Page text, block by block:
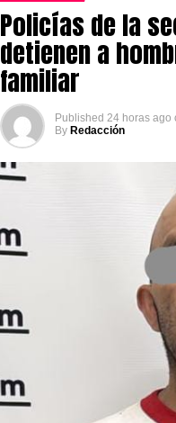
Policías de la
detienen a
familiar
Published 24 horas ago
By Redacción